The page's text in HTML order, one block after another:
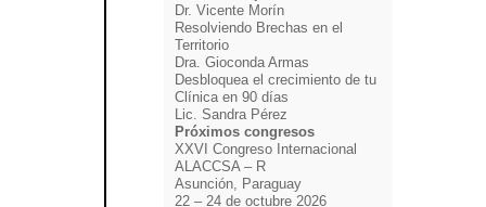
Dr. Vicente Morín
Resolviendo Brechas en el
Territorio
Dra. Gioconda Armas
Desbloquea el crecimiento de tu
Clínica en 90 días
Lic. Sandra Pérez
Próximos congresos
XXVI Congreso Internacional
ALACCSA – R
Asunción, Paraguay
22 – 24 de octubre 2026